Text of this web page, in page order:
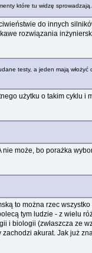
które tu widzę sprowadzają.
do innych
rozwiązania
testy, a jeden mają włożyć
użytku o takim cyklu i
może, bo porażka
to można rzec
tym ludzie - z wielu
i biologii (zwłaszcza ze
akurat. Jak już